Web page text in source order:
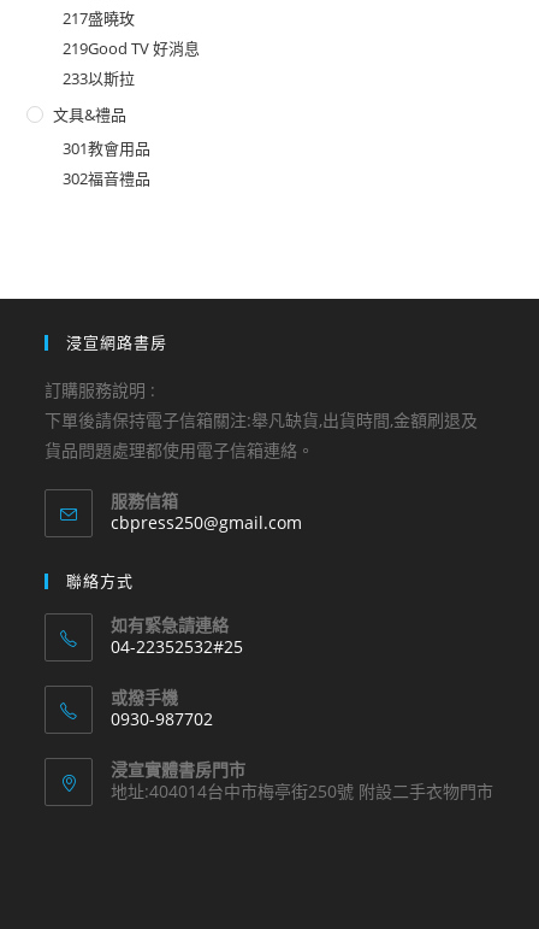
217盛曉玫
219Good TV 好消息
233以斯拉
文具&禮品
301教會用品
302福音禮品
浸宣網路書房
訂購服務說明 :
下單後請保持電子信箱關注:舉凡缺貨,出貨時間,金額刷退及
貨品問題處理都使用電子信箱連絡。
服務信箱
cbpress250@gmail.com
聯絡方式
如有緊急請連絡
04-22352532#25
in
your
application
或撥手機
0930-987702
in
your
浸宣實體書房門市
地址:404014台中市梅亭街250號 附設二手衣物門市